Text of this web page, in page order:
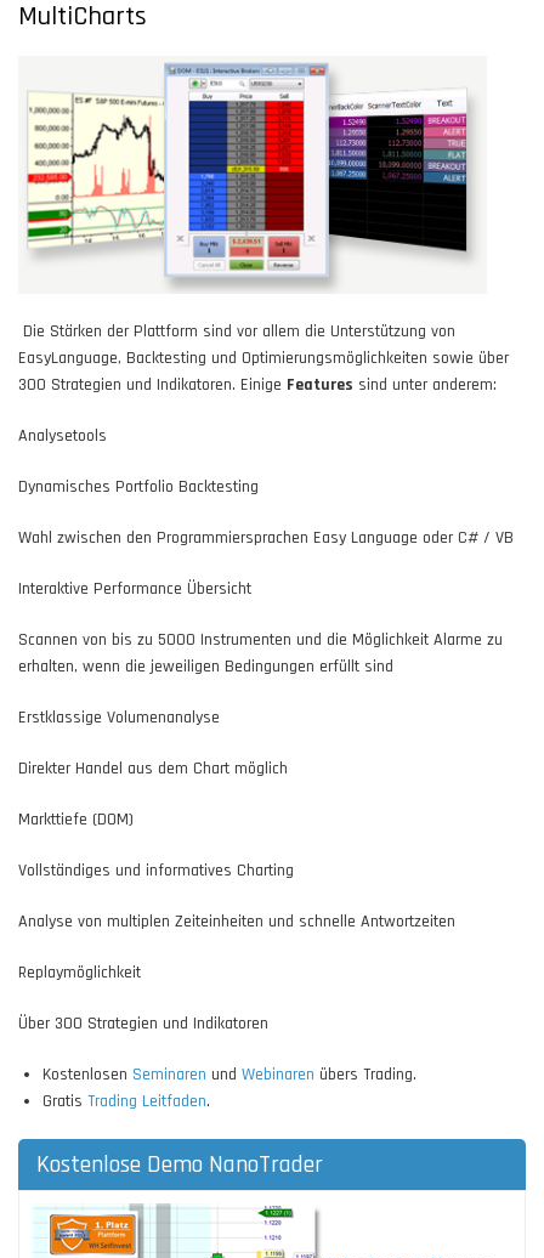
MultiCharts
Die Stärken der Plattform sind vor allem die Unterstützung von
EasyLanguage, Backtesting und Optimierungsmöglichkeiten sowie über
300 Strategien und Indikatoren. Einige Features sind unter anderem:
Analysetools
Dynamisches Portfolio Backtesting
Wahl zwischen den Programmiersprachen Easy Language oder C# / VB
Interaktive Performance Übersicht
Scannen von bis zu 5000 Instrumenten und die Möglichkeit Alarme zu
erhalten, wenn die jeweiligen Bedingungen erfüllt sind
Erstklassige Volumenanalyse
Direkter Handel aus dem Chart möglich
Markttiefe (DOM)
Vollständiges und informatives Charting
Analyse von multiplen Zeiteinheiten und schnelle Antwortzeiten
Replaymöglichkeit
Über 300 Strategien und Indikatoren
Kostenlosen Seminaren und Webinaren übers Trading.
Gratis Trading Leitfaden.
Kostenlose Demo NanoTrader